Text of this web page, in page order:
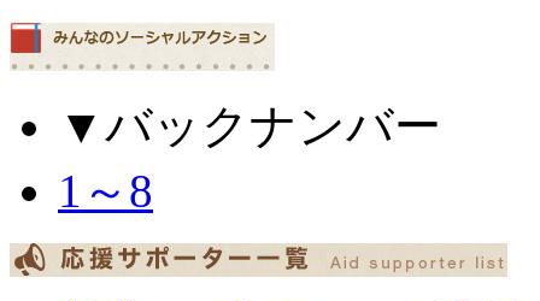
▼バックナンバー
1～8